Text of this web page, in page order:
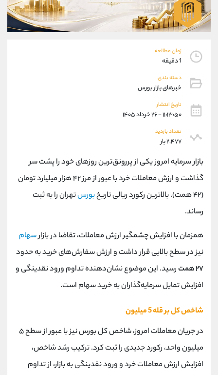
زمان مطالعه
1 دقیقه
دسته بندی
خبرهای بازار بورس
تاریخ انتشار
۱۱:۱۳:۵۰ - ۲۶ خرداد ۱۴۰۵
تعداد بازدید
۲,۴۷۷ بار
بازار سرمایه امروز یکی از پررونق‌ترین روزهای خود را پشت سر
گذاشت و ارزش معاملات خرد با عبور از مرز ۴۲ هزار میلیارد تومان
(۴۲ همت)، بالاترین رکورد ریالی تاریخ
بورستهران را به ثبت
رساند.
همزمان با افزایش چشمگیر ارزش معاملات، تقاضا در بازارسهام
نیز در سطح بالایی قرار داشت و ارزش سفارش‌های خرید به حدود
۲۷ همت
رسید. این موضوع نشان‌دهنده تداوم ورود نقدینگی و
افزایش تمایل سرمایه‌گذاران به خرید سهام است.
شاخص کل بر قله 5 میلیون
در جریان معاملات امروز، شاخص کل بورس نیز با عبور از سطح ۵
میلیون واحد، رکورد جدیدی را ثبت کرد. ترکیب رشد شاخص،
افزایش ارزش معاملات خرد و ورود نقدینگی به بازار، از تداوم
09304891085
واتساپ شروع گفتگو
تلگرام @Armteam_admin_103
پشتیبان فروش
موبایل
تلگرام
داخلی
اطلاعات تماس
تلفن 021-22021030
تلفن 021-22021040
بدون پیش شماره
اینستاگرام @alireza.mehrabii
کانال تلگرام